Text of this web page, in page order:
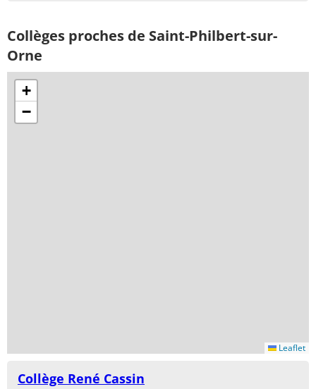
Collèges proches de Saint-Philbert-sur-
Orne
+
−
Leaflet
Collège René Cassin